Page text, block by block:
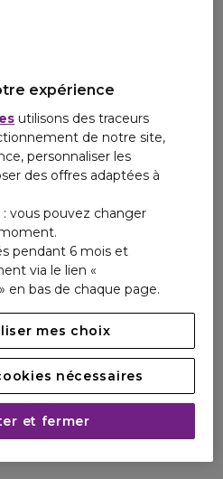
expérience
utilisons des traceurs
de notre site,
personnaliser les
des offres adaptées à
: vous pouvez changer
pendant 6 mois et
via le lien «
en bas de chaque page.
mes choix
nécessaires
et fermer